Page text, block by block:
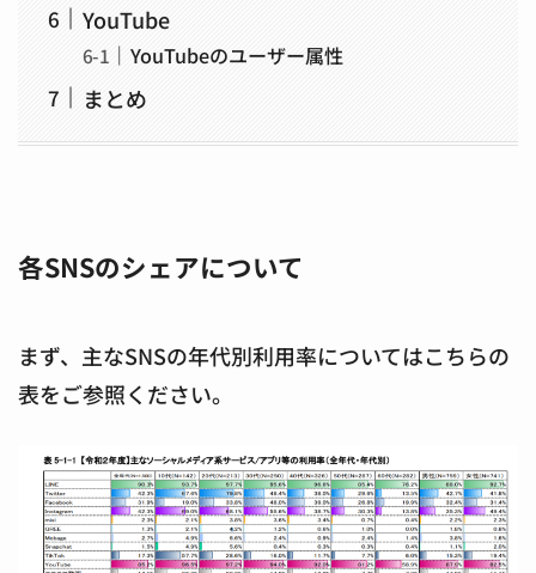
YouTube
YouTubeのユーザー属性
まとめ
各SNSのシェアについて
まず、主なSNSの年代別利用率についてはこちらの
表をご参照ください。